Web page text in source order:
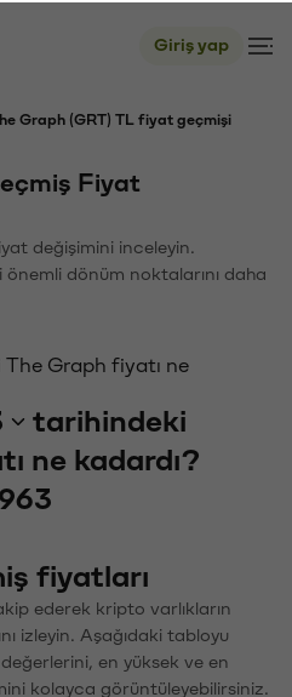
Giriş yap
Graph (GRT) TL fiyat geçmişi
Fiyat
değişimini inceleyin.
önemli dönüm noktalarını daha
Graph fiyatı ne
tarihindeki
ne kadardı?
fiyatları
ederek kripto varlıkların
izleyin. Aşağıdaki tabloyu
en yüksek ve en
kolayca görüntüleyebilirsiniz.